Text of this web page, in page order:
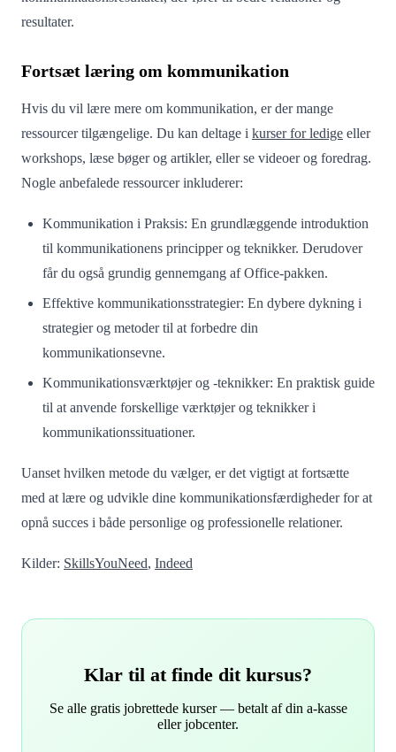
resultater.
Fortsæt læring om kommunikation
Hvis du vil lære mere om kommunikation, er der mange
ressourcer tilgængelige. Du kan deltage i kurser for ledige eller
workshops, læse bøger og artikler, eller se videoer og foredrag.
Nogle anbefalede ressourcer inkluderer:
Kommunikation i Praksis: En grundlæggende introduktion
til kommunikationens principper og teknikker. Derudover
får du også grundig gennemgang af Office-pakken.
Effektive kommunikationsstrategier: En dybere dykning i
strategier og metoder til at forbedre din
kommunikationsevne.
Kommunikationsværktøjer og -teknikker: En praktisk guide
til at anvende forskellige værktøjer og teknikker i
kommunikationssituationer.
Uanset hvilken metode du vælger, er det vigtigt at fortsætte
med at lære og udvikle dine kommunikationsfærdigheder for at
opnå succes i både personlige og professionelle relationer.
Kilder: SkillsYouNeed, Indeed
Klar til at finde dit kursus?
Se alle gratis jobrettede kurser — betalt af din a-kasse
eller jobcenter.